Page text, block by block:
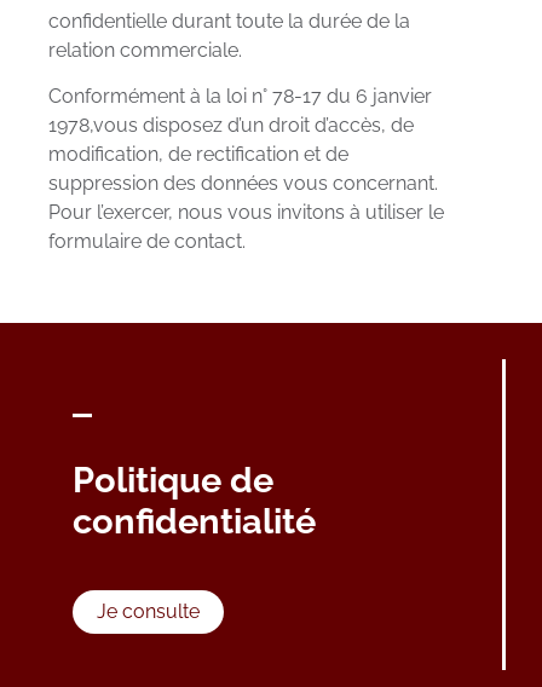
confidentielle durant toute la durée de la
relation commerciale.
Conformément à la loi n° 78-17 du 6 janvier
1978,vous disposez d’un droit d’accès, de
modification, de rectification et de
suppression des données vous concernant.
Pour l’exercer, nous vous invitons à utiliser le
formulaire de contact.
Politique de
confidentialité
Je consulte